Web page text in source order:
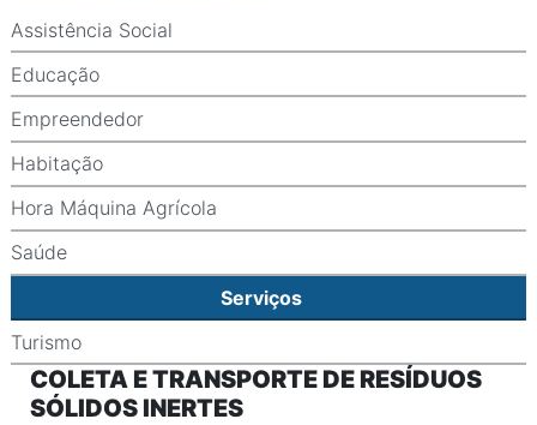
Assistência Social
Educação
Empreendedor
Habitação
Hora Máquina Agrícola
Saúde
Serviços
Turismo
COLETA E TRANSPORTE DE RESÍDUOS
SÓLIDOS INERTES